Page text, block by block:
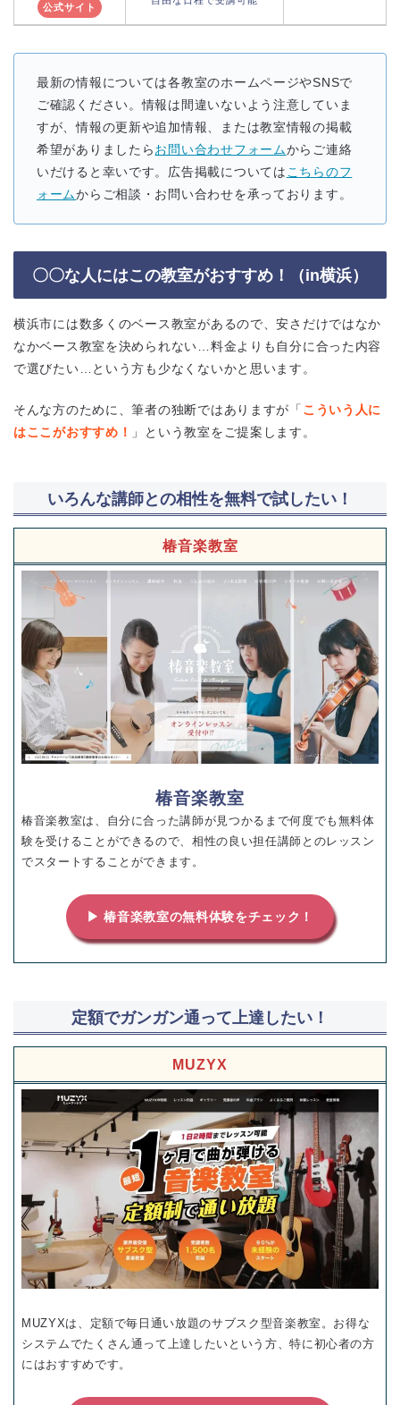
公式サイト
最新の情報については各教室のホームページやSNSで
ご確認ください。情報は間違いないよう注意していま
すが、情報の更新や追加情報、または教室情報の掲載
希望がありましたらお問い合わせフォームからご連絡
いだけると幸いです。広告掲載については こちらのフ
ォームからご相談・お問い合わせを承っております。
〇〇な人にはこの教室がおすすめ！（in横浜）
横浜市には数多くのベース教室があるので、安さだけではなか
なかベース教室を決められない…料金よりも自分に合った内容
で選びたい…という方も少なくないかと思います。
そんな方のために、筆者の独断ではありますが「 こういう人に
はここがおすすめ！
」という教室をご提案します。
いろんな講師との相性を無料で試したい！
椿音楽教室
椿音楽教室
椿音楽教室は、自分に合った講師が見つかるまで何度でも無料体
験を受けることができるので、相性の良い担任講師とのレッスン
でスタートすることができます。
▶ 椿音楽教室の無料体験をチェック！
定額でガンガン通って上達したい！
MUZYX
MUZYXは、定額で毎日通い放題のサブスク型音楽教室。お得な
システムでたくさん通って上達したいという方、特に初心者の方
にはおすすめです。